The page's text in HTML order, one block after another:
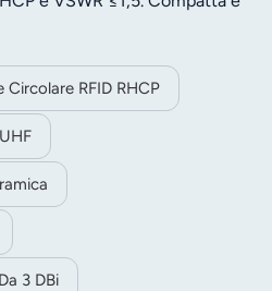
per diverse applicazioni RFID.
RFID RHCP
3 DBi